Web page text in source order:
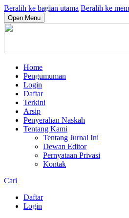
Beralih ke bagian utama Beralih ke
Open Menu
Home
Pengumuman
Login
Daftar
Terkini
Arsip
Penyerahan Naskah
Tentang Kami
Tentang Jurnal Ini
Dewan Editor
Pernyataan Privasi
Kontak
Cari
Daftar
Login